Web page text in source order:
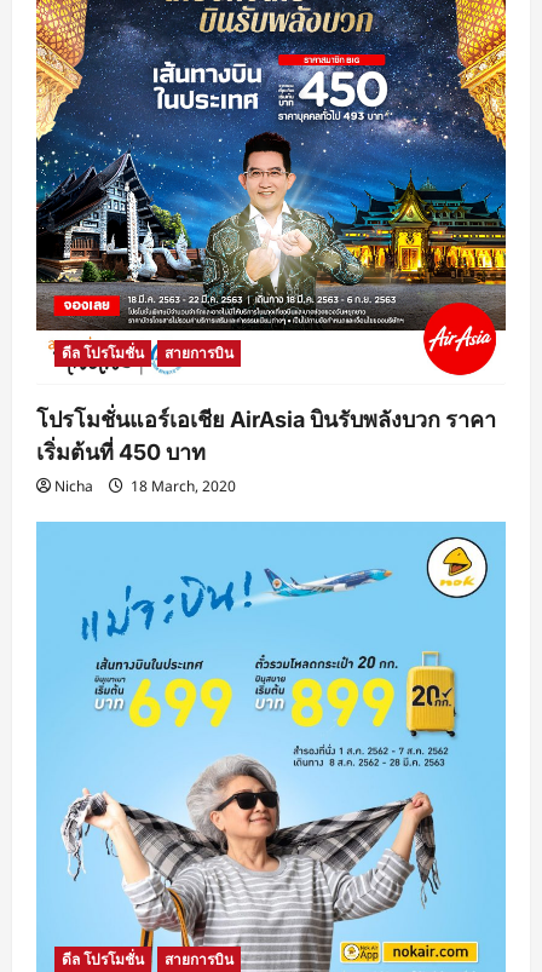
o
n
ดีล โปรโมชั่น สายการบิน
โปรโมชั่นแอร์เอเชีย AirAsia บินรับพลังบวก ราคา
เริ่มต้นที่ 450 บาท
Nicha 18 March, 2020
ดีล โปรโมชั่น สายการบิน